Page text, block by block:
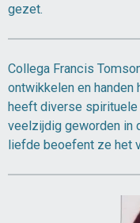
gezet.
Collega Francis
ontwikkelen en handen
heeft diverse
veelzijdig geworden in
liefde beoefent ze het